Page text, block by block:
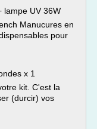
lampe UV 36W
Manucures en
pour
x 1
kit. C'est la
(durcir) vos